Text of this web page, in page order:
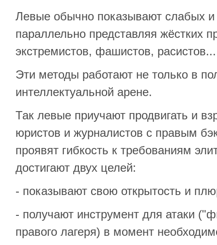
Левые обычно показывают слабых
параллельно представляя жёстких
экстремистов, фашистов, расистов...
Эти методы работают не только в
интеллектуальной арене.
Так левые приучают продвигать и
юристов и журналистов с правым
проявят гибкость к требованиям
достигают двух целей:
- показывают свою открытость и
- получают инструмент для атаки
правого лагеря) в момент